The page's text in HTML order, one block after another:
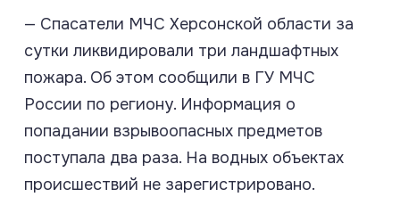
— Спасатели МЧС Херсонской области за
сутки ликвидировали три ландшафтных
пожара. Об этом сообщили в ГУ МЧС
России по региону. Информация о
попадании взрывоопасных предметов
поступала два раза. На водных объектах
происшествий не зарегистрировано.